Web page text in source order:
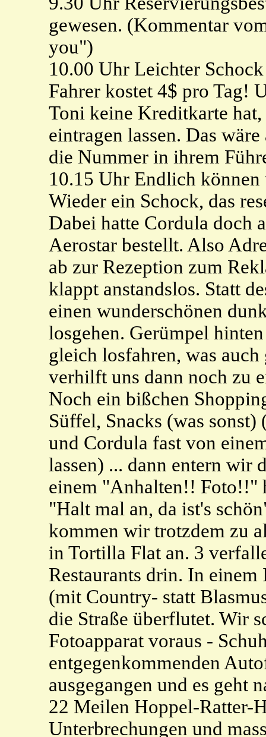
gewesen. (Kommentar
you")
10.00 Uhr Leichter
Fahrer kostet 4$ pro Tag!
Toni keine Kreditkarte
eintragen lassen. Das
die Nummer in ihrem
10.15 Uhr Endlich
Wieder ein Schock, das
Dabei hatte Cordula doch
Aerostar bestellt. Also
ab zur Rezeption zum
klappt anstandslos. Statt
einen wunderschönen
losgehen. Gerümpel
gleich losfahren, was
verhilft uns dann noch zu
Noch ein bißchen
Süffel, Snacks (was
und Cordula fast von
lassen) ... dann entern wir
einem "Anhalten!! Foto!!"
"Halt mal an, da ist's
kommen wir trotzdem zu
in Tortilla Flat an. 3
Restaurants drin. In
(mit Country- statt
die Straße überflutet. Wir
Fotoapparat voraus -
entgegenkommenden
ausgegangen und es geht
22 Meilen Hoppel-Ratter-
Unterbrechungen und